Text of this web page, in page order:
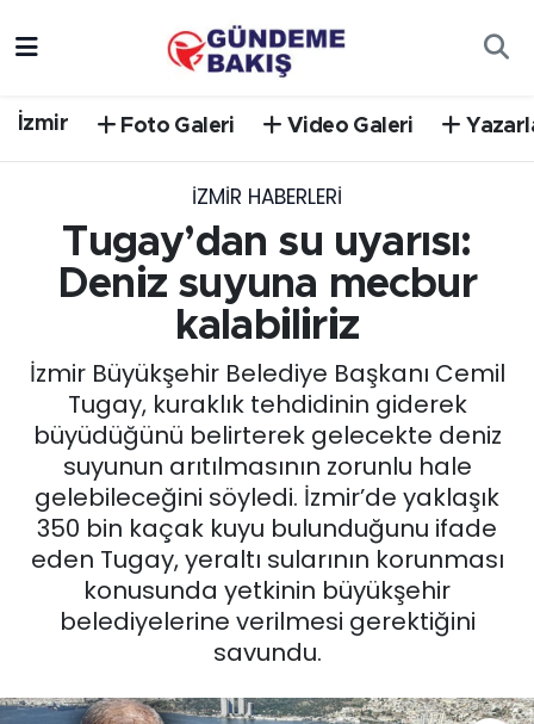
İzmir Foto Galeri Video Galeri
İZMIR HABERLERI
Tugay’dan su uyarısı:
Deniz suyuna mecbur
kalabiliriz
İzmir Büyükşehir Belediye Başkanı Cemil
Tugay, kuraklık tehdidinin giderek
büyüdüğünü belirterek gelecekte deniz
suyunun arıtılmasının zorunlu hale
gelebileceğini söyledi. İzmir’de yaklaşık
350 bin kaçak kuyu bulunduğunu ifade
eden Tugay, yeraltı sularının korunması
konusunda yetkinin büyükşehir
belediyelerine verilmesi gerektiğini
savundu.
EGE
EKONOMİ
English News
GÜNCEL
KÜLTÜR SANAT
MAGAZİN
POLİTİKA
Trafik Durumu
Süper Lig Puan Durumu ve Fikstür
Tüm Manşetler
Son Dakika Haberleri
Haber Arşivi